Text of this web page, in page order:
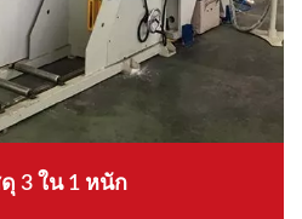
3 ใน 1 หนัก